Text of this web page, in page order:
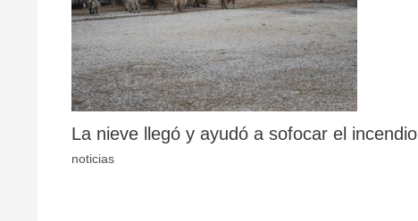
La nieve llegó y ayudó a sofocar el incendio
noticias